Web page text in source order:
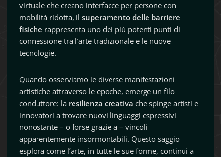
virtuale che creano interfacce per persone con
mobilità ridotta, il superamento delle barriere
fisiche rappresenta uno dei più potenti punti di
connessione tra l’arte tradizionale e le nuove
tecnologie.
Quando osserviamo le diverse manifestazioni
artistiche attraverso le epoche, emerge un filo
conduttore: la resilienza creativa che spinge artisti e
innovatori a trovare nuovi linguaggi espressivi
nonostante – o forse grazie a – vincoli
apparentemente insormontabili. Questo saggio
esplora come l’arte, in tutte le sue forme, continui a